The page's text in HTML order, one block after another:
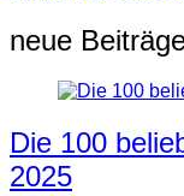
neue
Die 100
2025